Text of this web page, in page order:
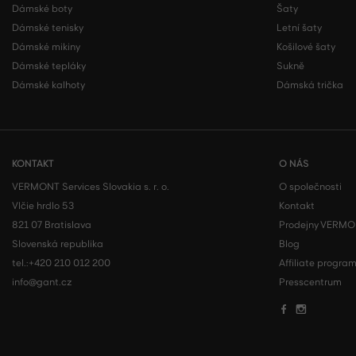
Dámské boty
Dámské tenisky
Dámské mikiny
Dámské tepláky
Dámské kalhoty
Šaty
Letní šaty
Košilové šaty
Sukně
Dámská trička
KONTAKT
VERMONT Services Slovakia s. r. o.
Vlčie hrdlo 53
821 07 Bratislava
Slovenská republika
tel.:+420 210 012 200
info@gant.cz
O NÁS
O společnosti
Kontakt
Prodejny
Blog
Affiliate program
Presscentrum